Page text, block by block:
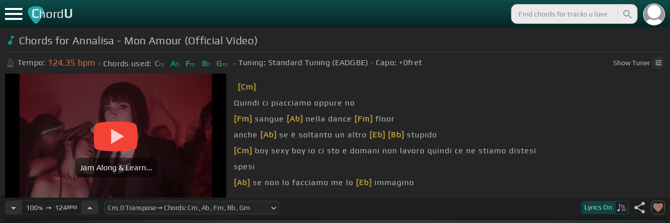
ChordU
Chords for Annalisa - Mon Amour (Official Video)
Tempo: 124.35 bpm Chords used: Cm Ab Fm Bb Gm Tuning: Standard Tuning (EADGBE) Capo: +0fret ShowTuner
Jam Along & Learn...
[Cm]
Quindi ci piacciamo oppure no
[Fm] sangue [Ab] nella dance [Fm] floor
anche [Ab] se è soltanto un altro [Eb] [Bb] stupido
[Cm] boy sexy boy io ci sto e domani non lavoro quindi ce ne stiamo distesi
spesi
[Ab] se non lo facciamo me lo [Eb] immagino
100%➙ 124BPM Lyrics On